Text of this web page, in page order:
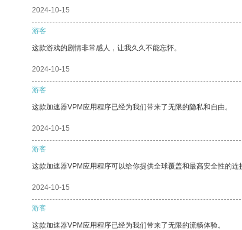
2024-10-15
游客
这款游戏的剧情非常感人，让我久久不能忘怀。
2024-10-15
游客
这款加速器VPM应用程序已经为我们带来了无限的隐私和自由。
2024-10-15
游客
这款加速器VPM应用程序可以给你提供全球覆盖和最高安全性的连
2024-10-15
游客
这款加速器VPM应用程序已经为我们带来了无限的流畅体验。